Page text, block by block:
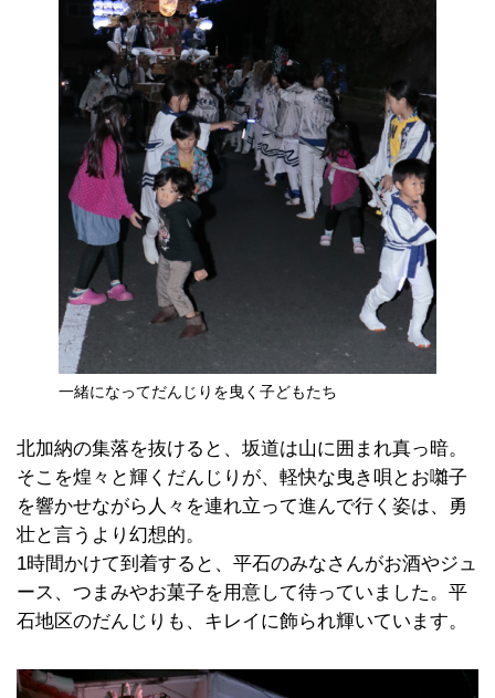
一緒になってだんじりを曳く子どもたち
北加納の集落を抜けると、坂道は山に囲まれ真っ暗。
そこを煌々と輝くだんじりが、軽快な曳き唄とお囃子
を響かせながら人々を連れ立って進んで行く姿は、勇
壮と言うより幻想的。
1時間かけて到着すると、平石のみなさんがお酒やジュ
ース、つまみやお菓子を用意して待っていました。平
石地区のだんじりも、キレイに飾られ輝いています。